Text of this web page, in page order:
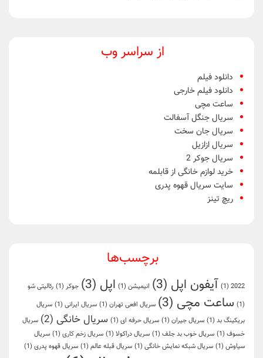
از سراسر وب
دانلود فیلم
دانلود فیلم خارجی
ساعت مچی
سریال جنگل آسفالت
سریال جان سخت
سریال ازازیل
سریال جوکر 2
خرید لوازم خانگی از قابلمه
سایت سریال قهوه پدری
ریچ تینز
برچسب‌ها
2022
(1) آیفون اپل (3) انیمیشن (1) اپل (3) جوکر (1)
رئالیتی شو
(1)
ساعت مچی (3) سریال افعی تهران (1) سریال ایرانی (1)
سریال
بریکینگ بد (1) سریال جیران (1) سریال حرفه ای (1) سریال خانگی (2)
سریال
خسوف (1) سریال خوب بد جلف (1) سریال دراکولا (1) سریال زخم کاری (1)
سریال
سیاوش (1) سریال شبکه نمایش خانگی (1) سریال قبله عالم (1) سریال قهوه پدری (1)